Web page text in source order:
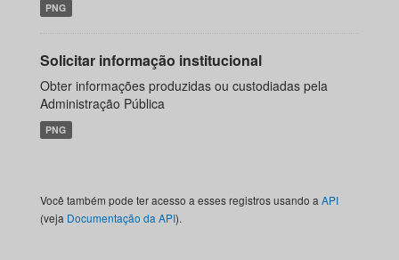
PNG
Solicitar informação institucional
Obter informações produzidas ou custodiadas pela
Administração Pública
PNG
Você também pode ter acesso a esses registros usando a API
(veja Documentação da API).